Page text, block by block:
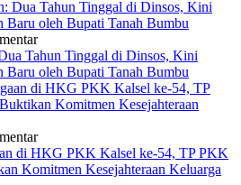
Tahun Tinggal di Dinsos, Kini
Baru oleh Bupati Tanah Bumbu
di HKG PKK Kalsel ke-54, TP PKK
Komitmen Kesejahteraan Keluarga